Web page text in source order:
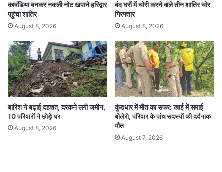
कावंडिया बनकर नकली नोट खपाने हरिद्वार
पहुंचा शातिर
August 8, 2026
बंद घरों में चोरी करने वाले तीन शातिर चोर
गिरफ्तार
August 8, 2026
बारिश ने बढ़ाई दहशत, दरकने लगी जमीन,
10 परिवारों ने छोड़े घर
August 8, 2026
कुंडधार में मौत का सफर: खाई में समाई
बोलेरो, परिवार के पांच सदस्यों की दर्दनाक
मौत
August 7, 2026